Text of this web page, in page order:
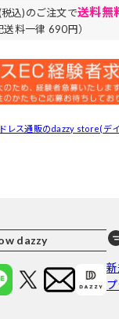
込)のご注文で送料無
送料一律 690円）
レス通販のdazzy store(デ
dazzy